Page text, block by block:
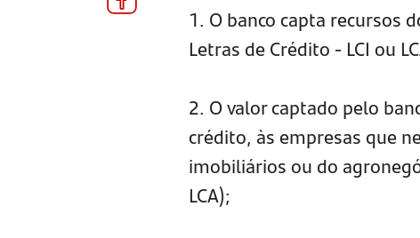
1. O banco capta recursos
Letras de Crédito - LCI ou
2. O valor captado pelo
crédito, às empresas que
imobiliários ou do
LCA);